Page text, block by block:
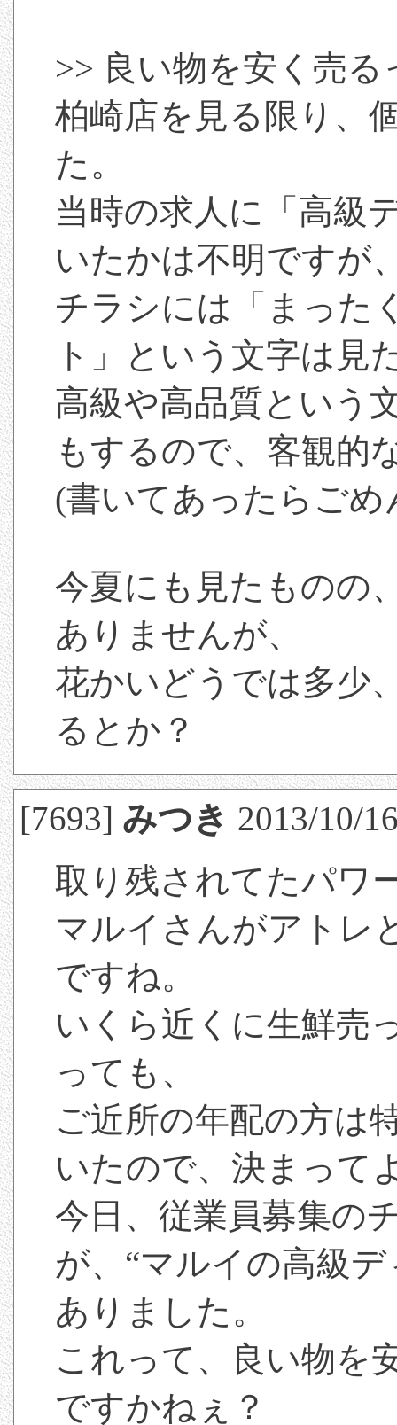
>> 良い物を安く売る
柏崎店を見る限り、
た。
当時の求人に「高級
いたかは不明ですが
チラシには「まった
ト」という文字は見
高級や高品質という
もするので、客観的
(書いてあったらごめ
今夏にも見たものの
ありませんが、
花かいどうでは多少
るとか？
[7693] みつき 2013/10/
取り残されてたパワ
マルイさんがアトレ
ですね。
いくら近くに生鮮売
っても、
ご近所の年配の方は
いたので、決まって
今日、従業員募集の
が、“マルイの高級
ありました。
これって、良い物を
ですかねぇ？